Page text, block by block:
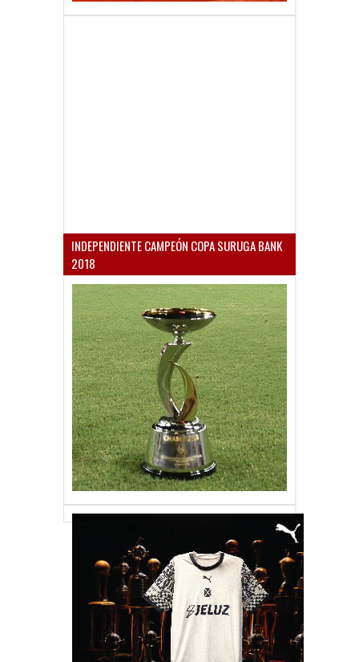
INDEPENDIENTE CAMPEÓN COPA SURUGA BANK
2018